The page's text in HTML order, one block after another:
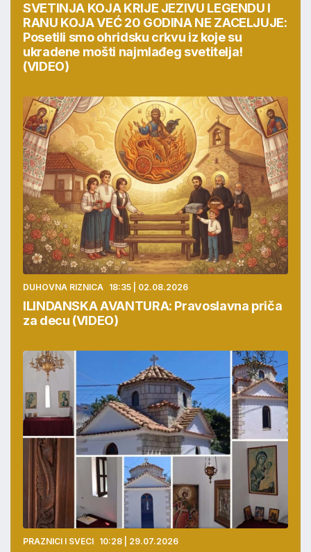
SVETINJA KOJA KRIJE JEZIVU LEGENDU I
RANU KOJA VEĆ 20 GODINA NE ZACELJUJE:
Posetili smo ohridsku crkvu iz koje su
ukradene mošti najmlađeg svetitelja!
(VIDEO)
DUHOVNA RIZNICA 18:35 | 02.08.2026
ILINDANSKA AVANTURA: Pravoslavna priča
za decu (VIDEO)
PRAZNICI I SVECI 10:28 | 29.07.2026